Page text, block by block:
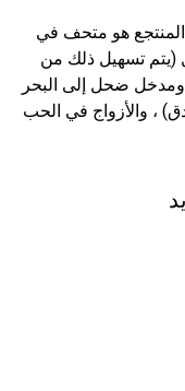
هو متحف في
(يتم تسهيل ذلك من
ومدخل ضحل إلى البحر
، والأزواج في الحب